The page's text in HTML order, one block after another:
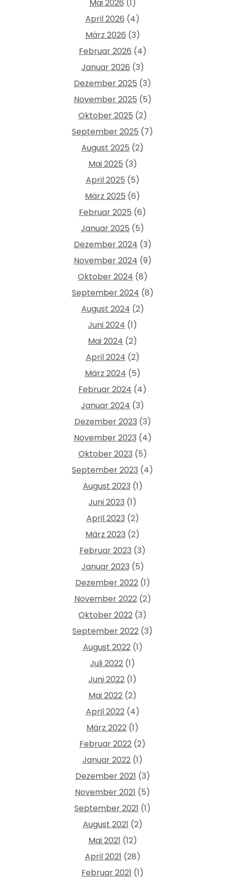
Mai 2026 (1)
April 2026 (4)
März 2026 (3)
Februar 2026 (4)
Januar 2026 (3)
Dezember 2025 (3)
November 2025 (5)
Oktober 2025 (2)
September 2025 (7)
August 2025 (2)
Mai 2025 (3)
April 2025 (5)
März 2025 (6)
Februar 2025 (6)
Januar 2025 (5)
Dezember 2024 (3)
November 2024 (9)
Oktober 2024 (8)
September 2024 (8)
August 2024 (2)
Juni 2024 (1)
Mai 2024 (2)
April 2024 (2)
März 2024 (5)
Februar 2024 (4)
Januar 2024 (3)
Dezember 2023 (3)
November 2023 (4)
Oktober 2023 (5)
September 2023 (4)
August 2023 (1)
Juni 2023 (1)
April 2023 (2)
März 2023 (2)
Februar 2023 (3)
Januar 2023 (5)
Dezember 2022(1)
November 2022(2)
Oktober 2022 (3)
September 2022 (3)
August 2022(1)
Juli 2022 (1)
Juni 2022 (1)
Mai 2022 (2)
April 2022(4)
März 2022 (1)
Februar 2022 (2)
Januar 2022 (1)
Dezember 2021 (3)
November 2021 (5)
September 2021 (1)
August 2021 (2)
Mai 2021 (12)
April 2021 (28)
Februar 2021 (1)